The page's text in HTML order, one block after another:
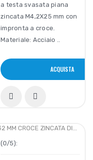
a testa svasata piana
zincata M4,2X25 mm con
impronta a croce.
Materiale: Acciaio ..
ACQUISTA
(0/5):